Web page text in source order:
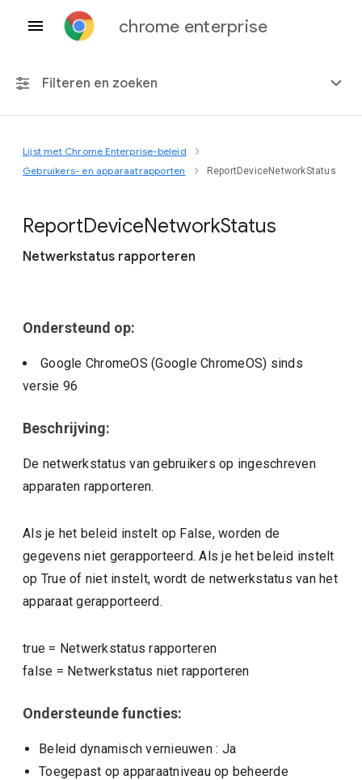
chrome enterprise
Filteren en zoeken
Elk platform
Lijst met Chrome Enterprise-beleid
Gebruikers- en apparaatrapporten
ReportDeviceNetworkStatus
ReportDeviceNetworkStatus
Netwerkstatus rapporteren
Ondersteund op:
Google ChromeOS (Google ChromeOS) sinds
versie 96
Beschrijving:
De netwerkstatus van gebruikers op ingeschreven
apparaten rapporteren.
Als je het beleid instelt op False, worden de
gegevens niet gerapporteerd. Als je het beleid instelt
op True of niet instelt, wordt de netwerkstatus van het
apparaat gerapporteerd.
true = Netwerkstatus rapporteren
false = Netwerkstatus niet rapporteren
Ondersteunde functies:
Beleid dynamisch vernieuwen : Ja
Toegepast op apparaatniveau op beheerde